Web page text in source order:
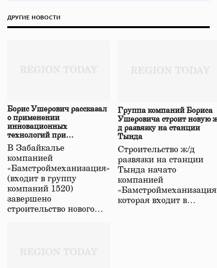
ДРУГИЕ НОВОСТИ
Борис Ушерович рассказал
о применении
инновационных
технологий при
строительстве нового моста
в Забайкалье
В Забайкалье
компанией
«Бамстроймеханизация»
(входит в группу
компаний 1520)
завершено
строительство нового…
Группа компаний Бориса
Ушеровича строит новую
д развязку на станции
Тында
Строительство ж/д
развязки на станции
Тында начато
компанией
которая входит в…